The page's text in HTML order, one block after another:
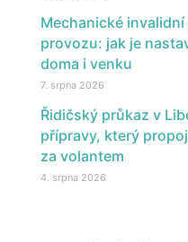
Mechanické
provozu: jak je
doma i venku
7. srpna 2026
Řidičský průkaz v
přípravy, který
za volantem
4. srpna 2026